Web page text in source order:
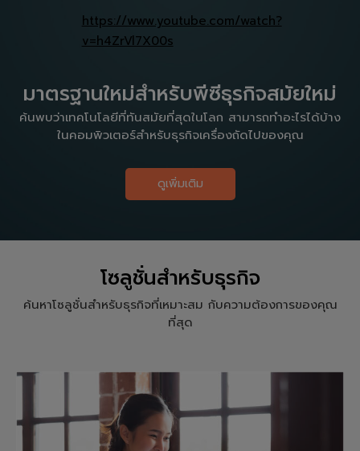
https://www.youtube.com/watch?
v=h4ZrVl7X00s
มาตรฐานใหม่สำหรับพีซีธุรกิจสมัยใหม่
ค้นพบว่าเทคโนโลยีที่ทันสมัยที่สุดในโลก สามารถทำอะไรได้บ้าง
ในคอมพิวเตอร์สำหรับธุรกิจเครื่องถัดไปของคุณ
ดูเพิ่มเติม
โซลูชั่นสำหรับธุรกิจ
ค้นหาโซลูชั่นสำหรับธุรกิจที่เหมาะสม กับความต้องการของคุณ
ที่สุด